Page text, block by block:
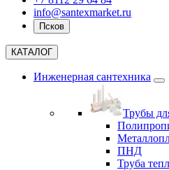
info@santexmarket.ru
Псков
КАТАЛОГ
Инженерная сантехника
Трубы
ПНД
Труба